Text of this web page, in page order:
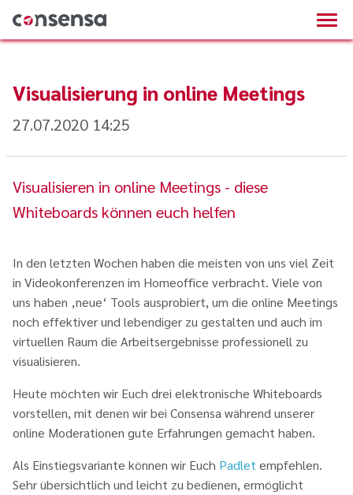
Visualisierung in online Meetings
27.07.2020 14:25
Visualisieren in online Meetings - diese
Whiteboards können euch helfen
In den letzten Wochen haben die meisten von uns viel Zeit
in Videokonferenzen im Homeoffice verbracht. Viele von
uns haben ‚neue‘ Tools ausprobiert, um die online Meetings
noch effektiver und lebendiger zu gestalten und auch im
virtuellen Raum die Arbeitsergebnisse professionell zu
visualisieren.
Heute möchten wir Euch drei elektronische Whiteboards
vorstellen, mit denen wir bei Consensa während unserer
online Moderationen gute Erfahrungen gemacht haben.
Als Einstiegsvariante können wir Euch Padlet empfehlen.
Sehr übersichtlich und leicht zu bedienen, ermöglicht